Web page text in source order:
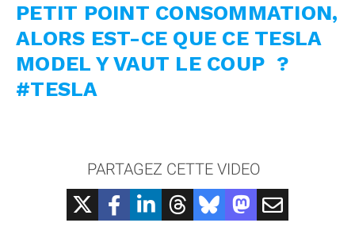
PETIT POINT CONSOMMATION,
ALORS EST-CE QUE CE TESLA
MODEL Y VAUT LE COUP ?
#TESLA
PARTAGEZ CETTE VIDEO